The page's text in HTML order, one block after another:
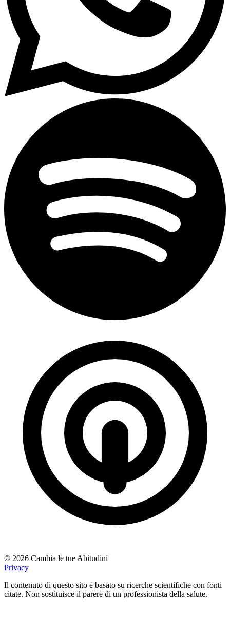
© 2026 Cambia le tue Abitudini
Privacy
Il contenuto di questo sito è basato su ricerche scientifiche con fonti
citate. Non sostituisce il parere di un professionista della salute.